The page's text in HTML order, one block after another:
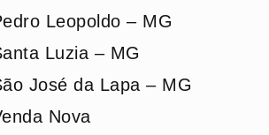
Leopoldo – MG
Luzia – MG
José da Lapa – MG
Nova